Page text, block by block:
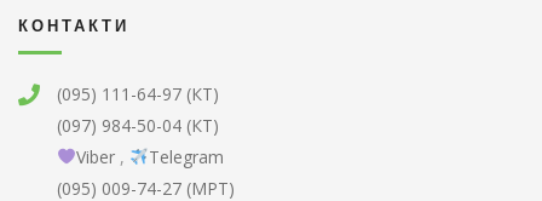
КОНТАКТИ
(095) 111-64-97 (КТ)
(097) 984-50-04 (КТ)
Viber ,
Telegram
(095) 009-74-27 (МРТ)